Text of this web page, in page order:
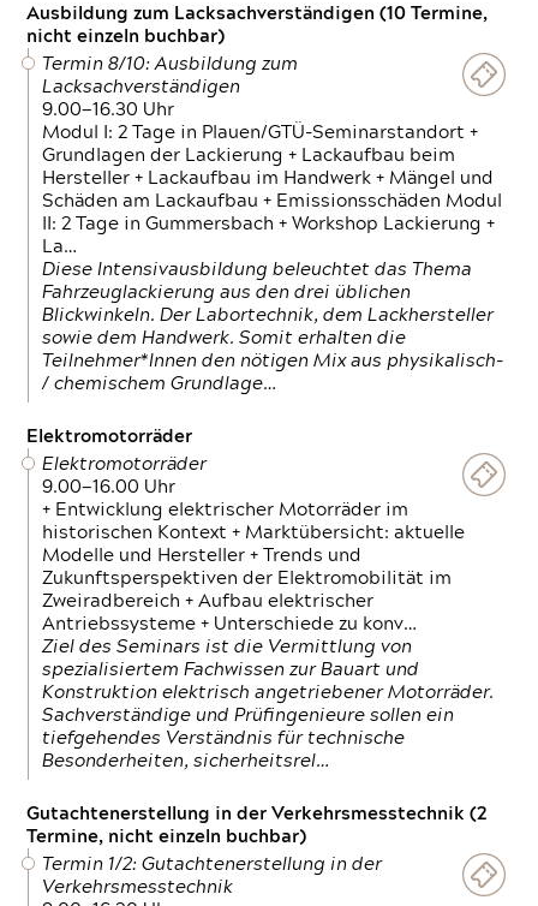
Ausbildung zum Lacksachverständigen (10 Termine,
nicht einzeln buchbar)
Termin 8/10: Ausbildung zum
Lacksachverständigen
9.00—16.30 Uhr
Modul I: 2 Tage in Plauen/GTÜ-Seminarstandort +
Grundlagen der Lackierung + Lackaufbau beim
Hersteller + Lackaufbau im Handwerk + Mängel und
Schäden am Lackaufbau + Emissionsschäden Modul
II: 2 Tage in Gummersbach + Workshop Lackierung +
La…
Diese Intensivausbildung beleuchtet das Thema
Fahrzeuglackierung aus den drei üblichen
Blickwinkeln. Der Labortechnik, dem Lackhersteller
sowie dem Handwerk. Somit erhalten die
Teilnehmer*Innen den nötigen Mix aus physikalisch-
/ chemischem Grundlage…
Elektromotorräder
Elektromotorräder
9.00—16.00 Uhr
+ Entwicklung elektrischer Motorräder im
historischen Kontext + Marktübersicht: aktuelle
Modelle und Hersteller + Trends und
Zukunftsperspektiven der Elektromobilität im
Zweiradbereich + Aufbau elektrischer
Antriebssysteme + Unterschiede zu konv…
Ziel des Seminars ist die Vermittlung von
spezialisiertem Fachwissen zur Bauart und
Konstruktion elektrisch angetriebener Motorräder.
Sachverständige und Prüfingenieure sollen ein
tiefgehendes Verständnis für technische
Besonderheiten, sicherheitsrel…
Gutachtenerstellung in der Verkehrsmesstechnik (2
Termine, nicht einzeln buchbar)
Termin 1/2: Gutachtenerstellung in der
Verkehrsmesstechnik